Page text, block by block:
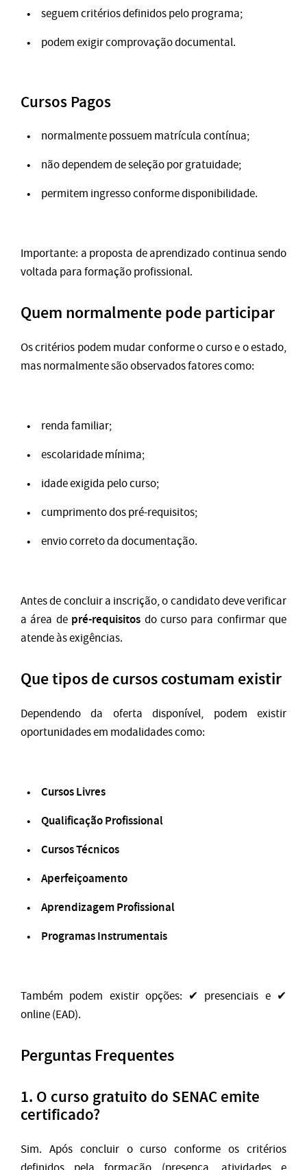
seguem critérios definidos pelo programa;
podem exigir comprovação documental.
Cursos Pagos
normalmente possuem matrícula contínua;
não dependem de seleção por gratuidade;
permitem ingresso conforme disponibilidade.
Importante: a proposta de aprendizado continua sendo
voltada para formação profissional.
Quem normalmente pode participar
Os critérios podem mudar conforme o curso e o estado,
mas normalmente são observados fatores como:
renda familiar;
escolaridade mínima;
idade exigida pelo curso;
cumprimento dos pré-requisitos;
envio correto da documentação.
Antes de concluir a inscrição, o candidato deve verificar
a área de pré-requisitos do curso para confirmar que
atende às exigências.
Que tipos de cursos costumam existir
Dependendo da oferta disponível, podem existir
oportunidades em modalidades como:
Cursos Livres
Qualificação Profissional
Cursos Técnicos
Aperfeiçoamento
Aprendizagem Profissional
Programas Instrumentais
Também podem existir opções: ✔ presenciais e ✔
online (EAD).
Perguntas Frequentes
1. O curso gratuito do SENAC emite
certificado?
Sim. Após concluir o curso conforme os critérios